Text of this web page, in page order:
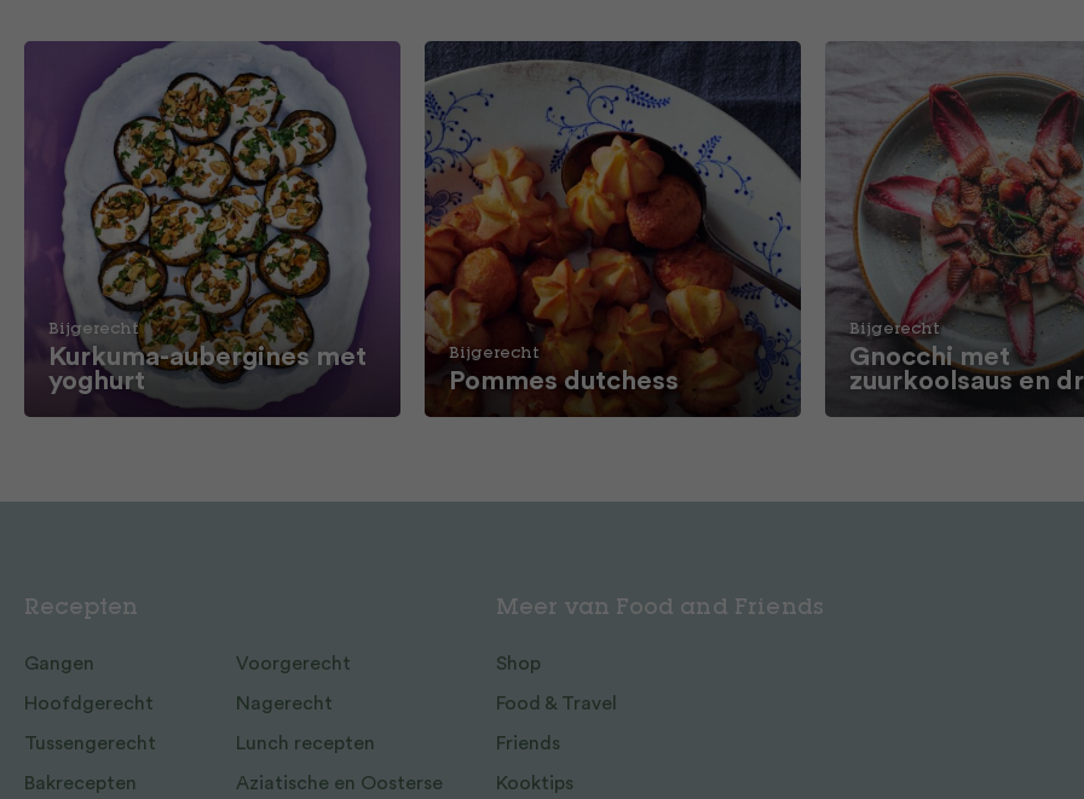
Bijgerecht
Kurkuma-aubergines met
yoghurt
Bijgerecht
Pommes dutchess
Bijgerecht
Gnocchi met
zuurkoolsaus en
Recepten
Gangen Voorgerecht
Hoofdgerecht Nagerecht
Tussengerecht Lunch recepten
Bakrecepten Aziatische en Oosterse
Meer van Food and Friends
Shop
Food & Travel
Friends
Kooktips